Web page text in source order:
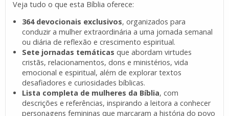
Veja tudo o que esta Bíblia oferece:
364 devocionais exclusivos, organizados para
conduzir a mulher extraordinária a uma jornada semanal
ou diária de reflexão e crescimento espiritual.
Sete jornadas temáticas que abordam virtudes
cristãs, relacionamentos, dons e ministérios, vida
emocional e espiritual, além de explorar textos
desafiadores e curiosidades bíblicas.
Lista completa de mulheres da Bíblia, com
descrições e referências, inspirando a leitora a conhecer
personagens femininas que marcaram a história do povo